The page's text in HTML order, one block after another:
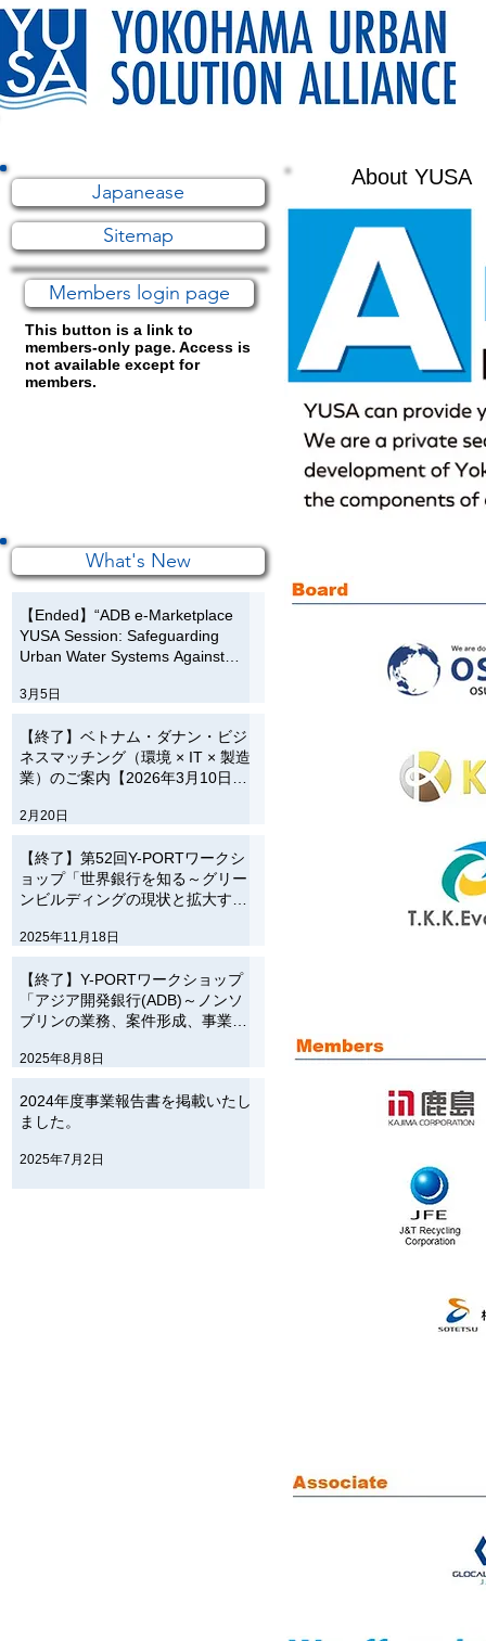
Japanease
Sitemap
Members login page
This button is a link to
members-only page. Access is
not available except for
members.
What's New
【Ended】“ADB e-Marketplace
YUSA Session: Safeguarding
Urban Water Systems Against
2026, 14:00-15:00 (JST)
3月5日
【終了】ベトナム・ダナン・ビジ
ネスマッチング（環境 × IT × 製造
業）のご案内【2026年3月10日開
2月20日
【終了】第52回Y-PORTワークシ
ョップ「世界銀行を知る～グリー
ンビルディングの現状と拡大する
2025年11月18日
【終了】Y-PORTワークショップ
「アジア開発銀行(ADB)～ノンソ
ブリンの業務、案件形成、事業紹
2025年8月8日
2024年度事業報告書を掲載いたし
ました。
2025年7月2日
About YUSA